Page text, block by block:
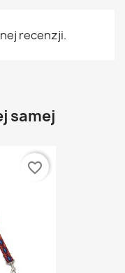
recenzji.
samej
favorite_border